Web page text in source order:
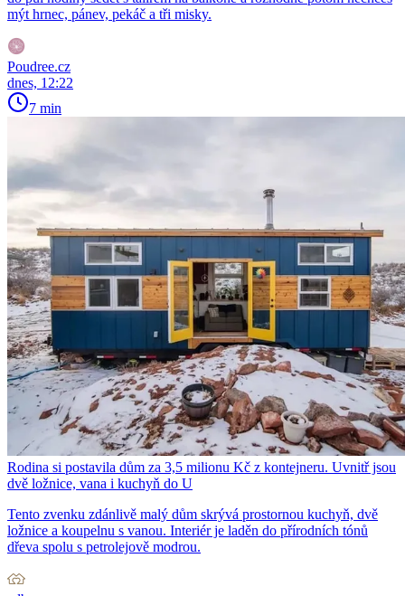
mýt hrnec, pánev, pekáč a tři misky.
Poudree.cz
dnes, 12:22
7 min
Rodina si postavila dům za 3,5 milionu Kč z kontejneru. Uvnitř jsou
dvě ložnice, vana i kuchyň do U
Tento zvenku zdánlivě malý dům skrývá prostornou kuchyň, dvě
ložnice a koupelnu s vanou. Interiér je laděn do přírodních tónů
dřeva spolu s petrolejově modrou.